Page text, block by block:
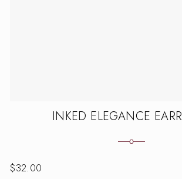
INKED ELEGANCE
$32.00